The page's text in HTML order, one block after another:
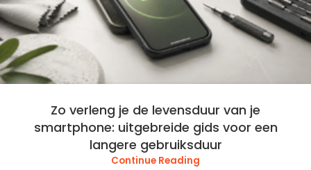
Zo verleng je de levensduur van je
smartphone: uitgebreide gids voor een
langere gebruiksduur
Continue Reading